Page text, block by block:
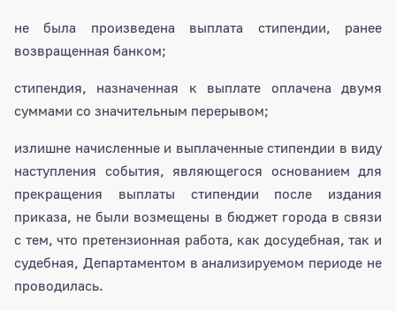
не была произведена выплата стипендии, ранее
возвращенная банком;
стипендия, назначенная к выплате оплачена двумя
суммами со значительным перерывом;
излишне начисленные и выплаченные стипендии в виду
наступления события, являющегося основанием для
прекращения выплаты стипендии после издания
приказа, не были возмещены в бюджет города в связи
с тем, что претензионная работа, как досудебная, так и
судебная, Департаментом в анализируемом периоде не
проводилась.